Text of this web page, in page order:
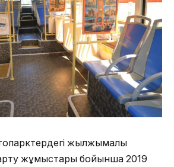
жылжымалы
жұмыстары бойынша 2019